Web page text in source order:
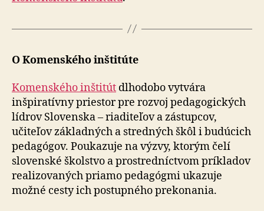
O Komenského inštitúte
Komenského inštitút dlhodobo vytvára
inšpiratívny priestor pre rozvoj pedagogických
lídrov Slovenska – riaditeľov a zástupcov,
učiteľov základných a stredných škôl i budúcich
pedagógov. Poukazuje na výzvy, ktorým čelí
slovenské školstvo a prostredníctvom príkladov
realizovaných priamo pedagógmi ukazuje
možné cesty ich postupného prekonania.